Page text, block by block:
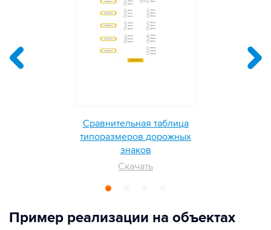
Сравнительная таблица
типоразмеров дорожных
знаков
Скачать
Пример реализации на объектах